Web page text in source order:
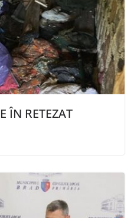
ÎN RETEZAT